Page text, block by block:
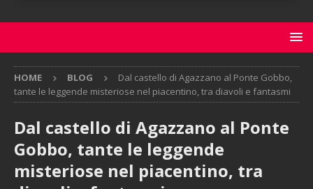
HOME BLOG
Dal castello di Agazzano al Ponte Gobbo,
tante le leggende misteriose nel piacentino, tra diavoli e fantasmi
Dal castello di Agazzano al Ponte
Gobbo, tante le leggende
misteriose nel piacentino, tra